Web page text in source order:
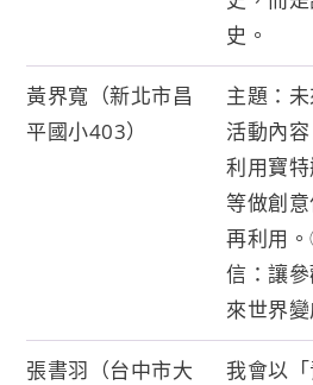
史。
黃界寬（新北市昌
平國小403）
主題：
活動內
利用寶
等做創
再利用
信：讓
來世界
張書羽（台中市大
我會以